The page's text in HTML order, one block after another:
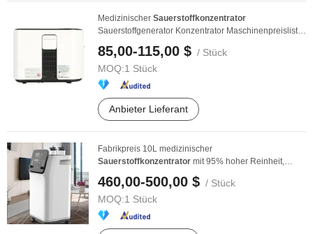
Medizinischer Sauerstoffkonzentrator
Sauerstoffgenerator Konzentrator Maschinenpreisliste
85,00-115,00 $ / Stück
MOQ:1 Stück
Anbieter Lieferant
Fabrikpreis 10L medizinischer
Sauerstoffkonzentrator mit 95% hoher Reinheit,
460,00-500,00 $ / Stück
MOQ:1 Stück